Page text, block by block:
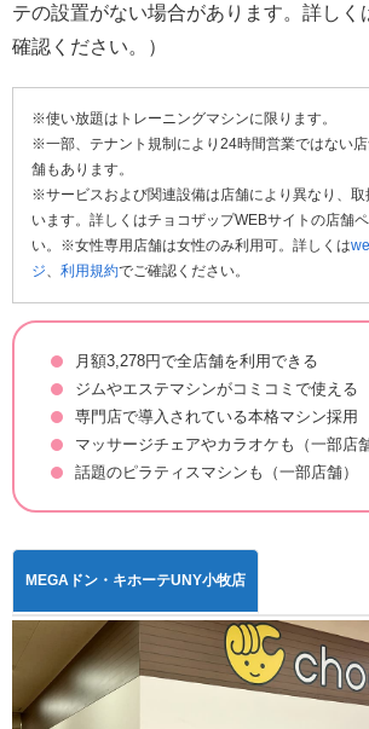
テの設置がない場合があります。詳しく
確認ください。）
※使い放題はトレーニングマシンに限ります。
※一部、テナント規制により24時間営業ではない
舗もあります。
※サービスおよび関連設備は店舗により異なり、
います。詳しくはチョコザップWEBサイトの店舗
い。※女性専用店舗は女性のみ利用可。詳しくは
ジ、 利用規約でご確認ください。
月額3,278円で全店舗を利用できる
ジムやエステマシンがコミコミで使える
専門店で導入されている本格マシン採用
マッサージチェアやカラオケも（一部店舗
話題のピラティスマシンも（一部店舗）
MEGAドン・キホーテUNY小牧店